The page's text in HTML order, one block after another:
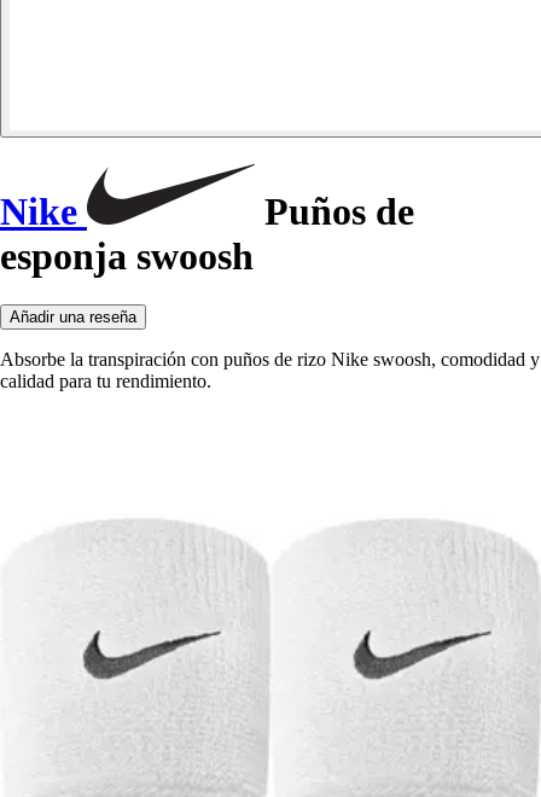
Nike
Puños de
esponja swoosh
Añadir una reseña
Absorbe la transpiración con puños de rizo Nike swoosh, comodidad y
calidad para tu rendimiento.